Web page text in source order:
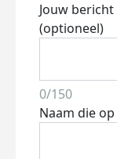
Jouw
(optioneel)
0/150
Naam die